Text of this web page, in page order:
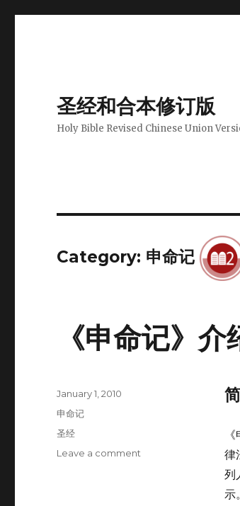
圣经和合本修订版
Holy Bible Revised Chinese Union
Category: 申命记
《申命记》介
律
列
示
Posted
on
January 1, 2010
Categories
申命记
Tags
圣经
Leave a comment